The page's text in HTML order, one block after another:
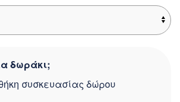
δωράκι;
συσκευασίας δώρου